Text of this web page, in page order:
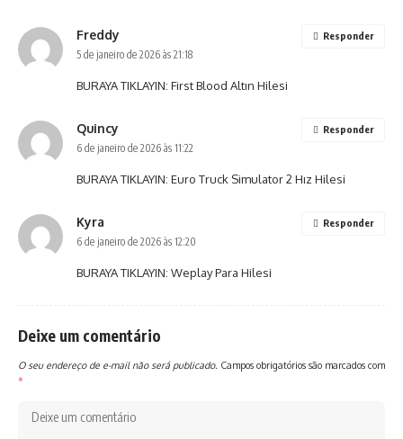
Freddy
5 de janeiro de 2026 às 21:18
BURAYA TIKLAYIN: First Blood Altın Hilesi
Responder
Quincy
6 de janeiro de 2026 às 11:22
BURAYA TIKLAYIN: Euro Truck Simulator 2 Hız Hilesi
Responder
Kyra
6 de janeiro de 2026 às 12:20
BURAYA TIKLAYIN: Weplay Para Hilesi
Responder
Deixe um comentário
O seu endereço de e-mail não será publicado. Campos obrigatórios são marcados com
*